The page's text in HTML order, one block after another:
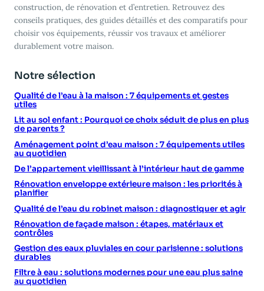
construction, de rénovation et d’entretien. Retrouvez des
conseils pratiques, des guides détaillés et des comparatifs pour
choisir vos équipements, réussir vos travaux et améliorer
durablement votre maison.
Notre sélection
Qualité de l’eau à la maison : 7 équipements et gestes
utiles
Lit au sol enfant : Pourquoi ce choix séduit de plus en plus
de parents ?
Aménagement point d’eau maison : 7 équipements utiles
au quotidien
De l’appartement vieillissant à l’intérieur haut de gamme
Rénovation enveloppe extérieure maison : les priorités à
planifier
Qualité de l’eau du robinet maison : diagnostiquer et agir
Rénovation de façade maison : étapes, matériaux et
contrôles
Gestion des eaux pluviales en cour parisienne : solutions
durables
Filtre à eau : solutions modernes pour une eau plus saine
au quotidien